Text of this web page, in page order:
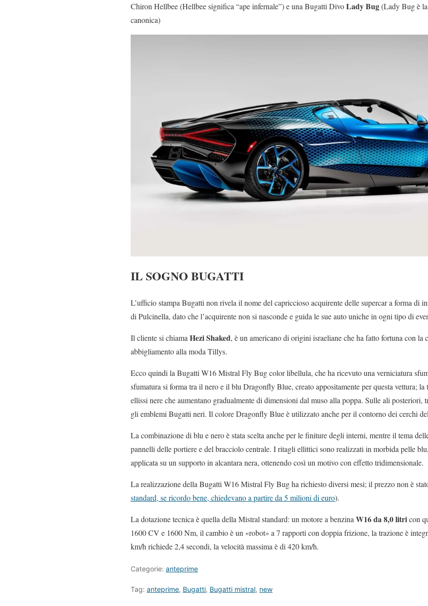
Chiron Hellbee (Hellbee significa “ape infernale”) e una Bugatti DivoLady Bug(Lady Bug è
canonica)
IL SOGNO BUGATTI
L’ufficio stampa Bugatti non rivela il nome del capriccioso acquirente delle supercar a forma di
di Pulcinella, dato che l’acquirente non si nasconde e guida le sue auto uniche in ogni tipo di
Il cliente si chiamaHezi Shaked, è un americano di origini israeliane che ha fatto fortuna con la
abbigliamento alla moda Tillys.
Ecco quindi la Bugatti W16 Mistral Fly Bug color libellula, che ha ricevuto una verniciatura
sfumatura si forma tra il nero e il blu Dragonfly Blue, creato appositamente per questa vettura; la
ellissi nere che aumentano gradualmente di dimensioni dal muso alla poppa. Sulle ali posteriori,
gli emblemi Bugatti neri. Il colore Dragonfly Blue è utilizzato anche per il contorno dei cerchi
La combinazione di blu e nero è stata scelta anche per le finiture degli interni, mentre il tema
pannelli delle portiere e del bracciolo centrale. I ritagli ellittici sono realizzati in morbida pelle
applicata su un supporto in alcantara nera, ottenendo così un motivo con effetto tridimensionale.
La realizzazione della Bugatti W16 Mistral Fly Bug ha richiesto diversi mesi; il prezzo non è
standard, se ricordo bene, chiedevano a partire da 5 milioni di euro).
La dotazione tecnica è quella della Mistral standard: un motore a benzinaW16 da 8,0 litricon
1600 CV e 1600 Nm, il cambio è un «robot» a 7 rapporti con doppia frizione, la trazione è
km/h richiede 2,4 secondi, la velocità massima è di 420 km/h.
Categorie: anteprime
Tag: anteprime, Bugatti, Bugatti mistral, new